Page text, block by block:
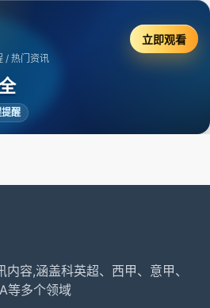
/ 热门资讯
醒
立即观看
容,涵盖科英超、西甲、意甲、
等多个领域